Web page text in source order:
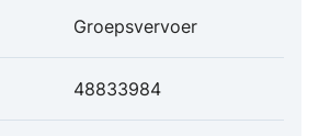
Groepsvervoer
48833984